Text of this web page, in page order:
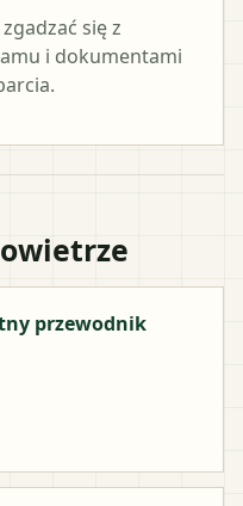
się z
i dokumentami
przewodnik